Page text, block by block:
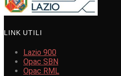
LINK UTILI
Lazio 900
Opac SBN
Opac RML